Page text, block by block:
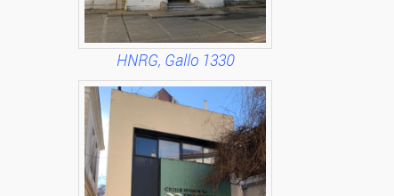
HNRG, Gallo 1330